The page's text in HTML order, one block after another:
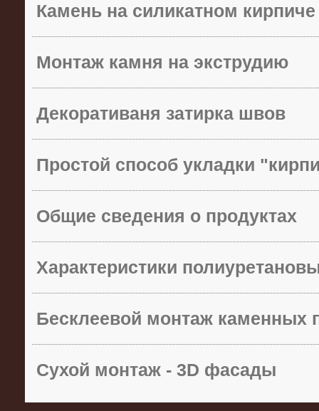
Камень на силикатном кирпиче
Монтаж камня на экструдию
Декоративаня затирка швов
Простой способ укладки
Общие сведения о продуктах
Характеристики
Бесклеевой монтаж каменных
Сухой монтаж - 3D фасады